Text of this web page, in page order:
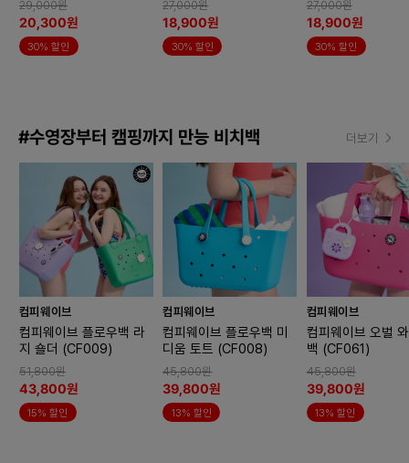
29,000원
20,300원
30% 할인
27,000원
18,900원
30% 할인
27,000원
18,900원
30% 할인
#수영장부터 캠핑까지 만능 비치백 더보기
컴피웨이브
컴피웨이브 플로우백 라
지 숄더 (CF009)
51,800원
43,800원
15% 할인
컴피웨이브
컴피웨이브 플로우백 미
디움 토트 (CF008)
45,800원
39,800원
13% 할인
컴피웨이브
컴피웨이브 오벌
백 (CF061)
45,800원
39,800원
13% 할인